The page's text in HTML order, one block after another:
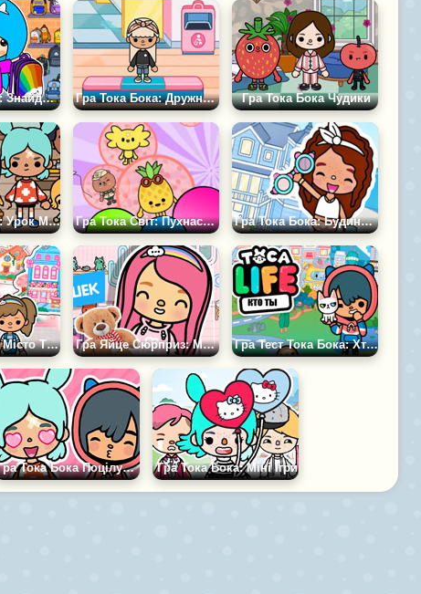
Гра Тока Бока: Знайди Відмінності 2 Гра Тока Бока: Дружна Кімната Гра Тока Бока Чудики
Гра Тока Бока: Урок Музики Гра Тока Світ: Пухнасті Тварини Гра Тока Бока: Будинок Біля Моря
Гра Тока Світ: Місто Творчості Гра Яйце Сюрприз: Магазин Іграшок Гра Тест Тока Бока: Хто Ти?
Гра Тока Бока Поцілунок Гра Тока Бока: Міні Ігри